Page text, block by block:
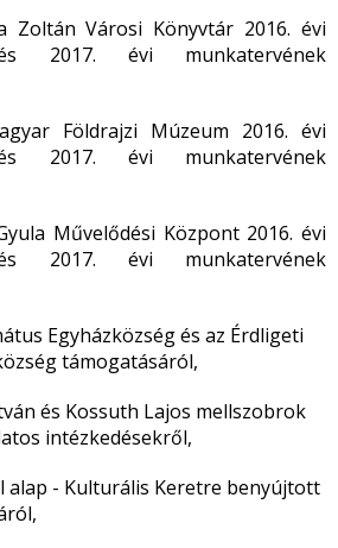
Városi Könyvtár 2016. évi
és 2017. évi munkatervének
Múzeum 2016. évi
és 2017. évi munkatervének
Központ 2016. évi
és 2017. évi munkatervének
Egyházközség és az Érdligeti
támogatásáról,
és Kossuth Lajos mellszobrok
intézkedésekről,
- Kulturális Keretre benyújtott